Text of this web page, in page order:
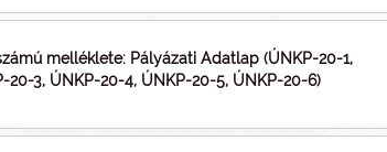
melléklete: Pályázati Adatlap (ÚNKP-20-1,
20-3, ÚNKP-20-4, ÚNKP-20-5, ÚNKP-20-6)